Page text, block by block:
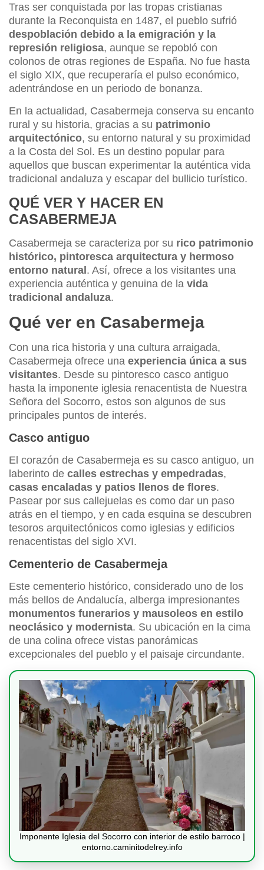
Tras ser conquistada por las tropas cristianas
durante la Reconquista en 1487, el pueblo sufrió
despoblación debido a la emigración y la
represión religiosa, aunque se repobló con
colonos de otras regiones de España. No fue hasta
el siglo XIX, que recuperaría el pulso económico,
adentrándose en un periodo de bonanza.
En la actualidad, Casabermeja conserva su encanto
rural y su historia, gracias a su patrimonio
arquitectónico, su entorno natural y su proximidad
a la Costa del Sol. Es un destino popular para
aquellos que buscan experimentar la auténtica vida
tradicional andaluza y escapar del bullicio turístico.
QUÉ VER Y HACER EN
CASABERMEJA
Casabermeja se caracteriza por su rico patrimonio
histórico, pintoresca arquitectura y hermoso
entorno natural . Así, ofrece a los visitantes una
experiencia auténtica y genuina de la vida
tradicional andaluza.
Qué ver en Casabermeja
Con una rica historia y una cultura arraigada,
Casabermeja ofrece una experiencia única a sus
visitantes. Desde su pintoresco casco antiguo
hasta la imponente iglesia renacentista de Nuestra
Señora del Socorro, estos son algunos de sus
principales puntos de interés.
Casco antiguo
El corazón de Casabermeja es su casco antiguo, un
laberinto de calles estrechas y empedradas,
casas encaladas y patios llenos de flores.
Pasear por sus callejuelas es como dar un paso
atrás en el tiempo, y en cada esquina se descubren
tesoros arquitectónicos como iglesias y edificios
renacentistas del siglo XVI.
Cementerio de Casabermeja
Este cementerio histórico, considerado uno de los
más bellos de Andalucía, alberga impresionantes
monumentos funerarios y mausoleos en estilo
neoclásico y modernista. Su ubicación en la cima
de una colina ofrece vistas panorámicas
excepcionales del pueblo y el paisaje circundante.
Imponente Iglesia del Socorro con interior de estilo barroco |
entorno.caminitodelrey.info